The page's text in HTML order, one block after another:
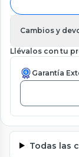
Cambios y
Llévalos con tu
Garantía
Todas las